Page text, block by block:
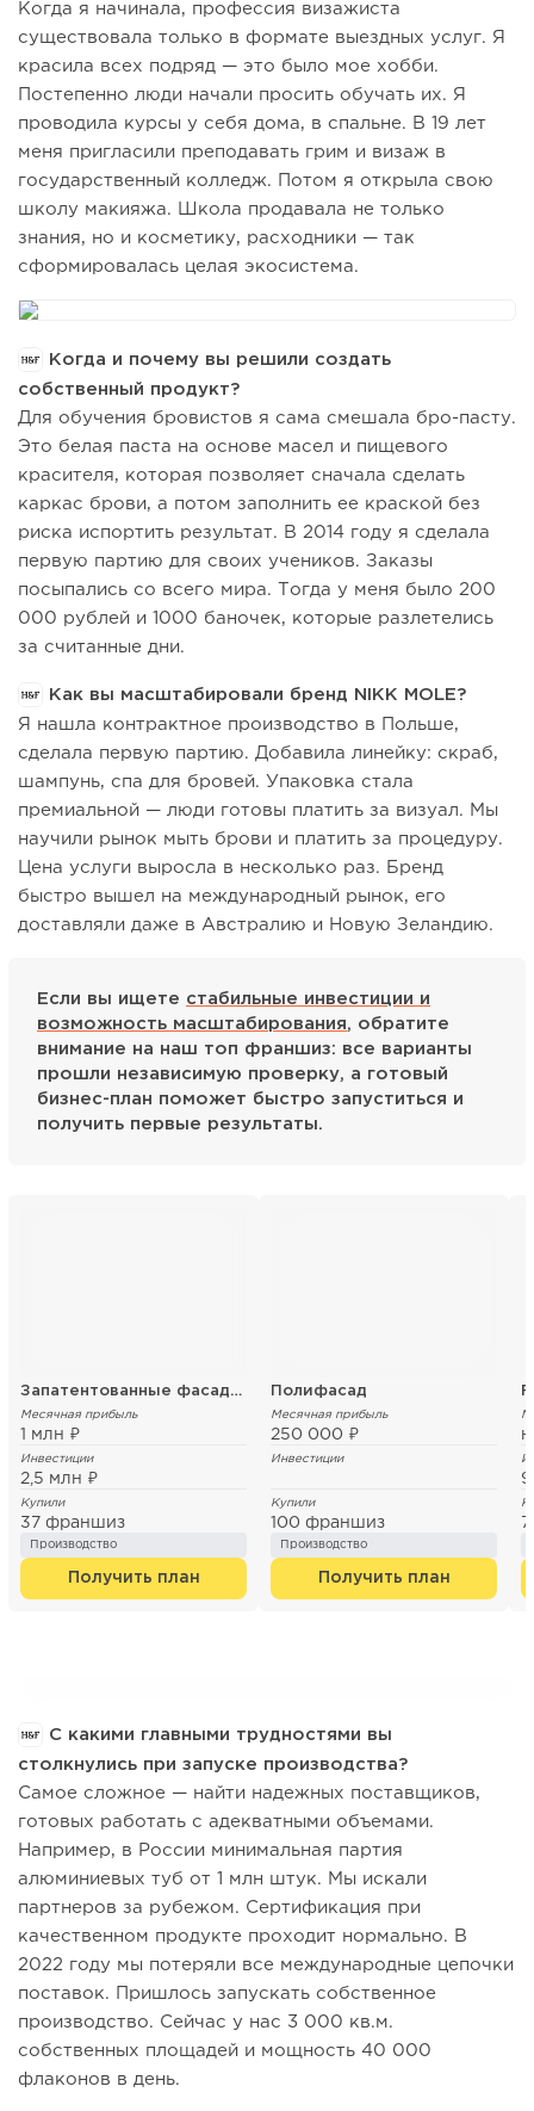
Когда я начинала, профессия визажиста
существовала только в формате выездных услуг. Я
красила всех подряд — это было мое хобби.
Постепенно люди начали просить обучать их. Я
проводила курсы у себя дома, в спальне. В 19 лет
меня пригласили преподавать грим и визаж в
государственный колледж. Потом я открыла свою
школу макияжа. Школа продавала не только
знания, но и косметику, расходники — так
сформировалась целая экосистема.
Когда и почему вы решили создать
собственный продукт?
Для обучения бровистов я сама смешала бро-пасту.
Это белая паста на основе масел и пищевого
красителя, которая позволяет сначала сделать
каркас брови, а потом заполнить ее краской без
риска испортить результат. В 2014 году я сделала
первую партию для своих учеников. Заказы
посыпались со всего мира. Тогда у меня было 200
000 рублей и 1000 баночек, которые разлетелись
за считанные дни.
Как вы масштабировали бренд NIKK MOLE?
Я нашла контрактное производство в Польше,
сделала первую партию. Добавила линейку: скраб,
шампунь, спа для бровей. Упаковка стала
премиальной — люди готовы платить за визуал. Мы
научили рынок мыть брови и платить за процедуру.
Цена услуги выросла в несколько раз. Бренд
быстро вышел на международный рынок, его
доставляли даже в Австралию и Новую Зеландию.
Если вы ищете стабильные инвестиции и
возможность масштабирования, обратите
внимание на наш топ франшиз: все варианты
прошли независимую проверку, а готовый
бизнес-план поможет быстро запуститься и
получить первые результаты.
Запатентованные фасадные термопанели
Месячная прибыль
1 млн ₽
Инвестиции
2,5 млн ₽
Купили
37 франшиз
Производство
Получить план
Полифасад
Месячная прибыль
250 000 ₽
Инвестиции
Купили
100 франшиз
Производство
Получить план
С какими главными трудностями вы
столкнулись при запуске производства?
Самое сложное — найти надежных поставщиков,
готовых работать с адекватными объемами.
Например, в России минимальная партия
алюминиевых туб от 1 млн штук. Мы искали
партнеров за рубежом. Сертификация при
качественном продукте проходит нормально. В
2022 году мы потеряли все международные цепочки
поставок. Пришлось запускать собственное
производство. Сейчас у нас 3 000 кв.м.
собственных площадей и мощность 40 000
флаконов в день.